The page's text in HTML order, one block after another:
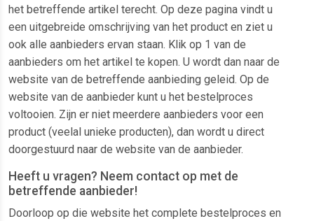
het betreffende artikel terecht. Op deze pagina vindt u
een uitgebreide omschrijving van het product en ziet u
ook alle aanbieders ervan staan. Klik op 1 van de
aanbieders om het artikel te kopen. U wordt dan naar de
website van de betreffende aanbieding geleid. Op de
website van de aanbieder kunt u het bestelproces
voltooien. Zijn er niet meerdere aanbieders voor een
product (veelal unieke producten), dan wordt u direct
doorgestuurd naar de website van de aanbieder.
Heeft u vragen? Neem contact op met de
betreffende aanbieder!
Doorloop op die website het complete bestelproces en